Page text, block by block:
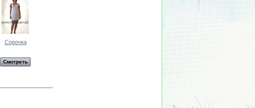
Сорочка
Смотреть